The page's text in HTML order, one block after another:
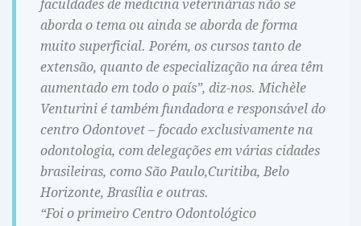
faculdades de medicina veterinárias não se
aborda o tema ou ainda se aborda de forma
muito superficial. Porém, os cursos tanto de
extensão, quanto de especialização na área têm
aumentado em todo o país”, diz-nos. Michèle
Venturini é também fundadora e responsável do
centro Odontovet – focado exclusivamente na
odontologia, com delegações em várias cidades
brasileiras, como São Paulo,Curitiba, Belo
Horizonte, Brasília e outras.
“Foi o primeiro Centro Odontológico